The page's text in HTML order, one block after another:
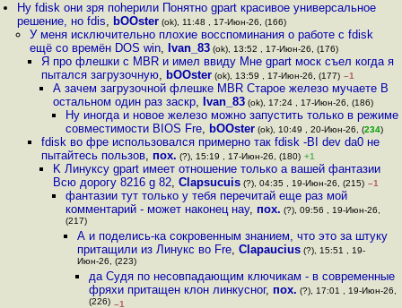
Ну fdisk они зря поheрили Понятно gpart красивое универсальное
решение, но fdis, bOOster (ok), 11:48 , 17-Июн-26, (166)
У меня исключительно плохие восспоминания о работе с fdisk
ещё со времён DOS win, Ivan_83(ok), 13:52 , 17-Июн-26, (176)
Я про флешки с MBR и имел ввиду Мне gpart моск съел когда я
пытался загрузочную, bOOster(ok), 13:59 , 17-Июн-26, (177) –1
А зачем загрузочной флешке MBR Старое железо мучаете В
остальном один раз заскр, Ivan_83 (ok), 17:24 , 17-Июн-26, (186)
Ну иногда и новое железо можно запустить только в режиме
совместимости BIOS Fre, bOOster(ok), 10:49 , 20-Июн-26, (234)
fdisk во фре использовался примерно так fdisk -BI dev da0 не
пытайтесь пользов, пох. (?), 15:19 , 17-Июн-26, (180) +1
K Линуксу gpart имеет отношение только а вашей фантазии
Всю дорогу 8216 g 82,Clapsucuis (?), 04:35 , 19-Июн-26, (215) –1
фантазии тут только у тебя перечитай еще раз мой
комментарий - может наконец нау, пох. (?), 09:56 , 19-Июн-26,
(217)
А и поделись-ка сокровенным знанием, что это за штуку
притащили из Линукс во Fre, Clapaucius(?), 15:51 , 19-
Июн-26, (223)
да Судя по несовпадающим ключикам - в современные
фряхи притащен клон линкусног, пох. (?), 17:01 , 19-Июн-26,
(226) –1